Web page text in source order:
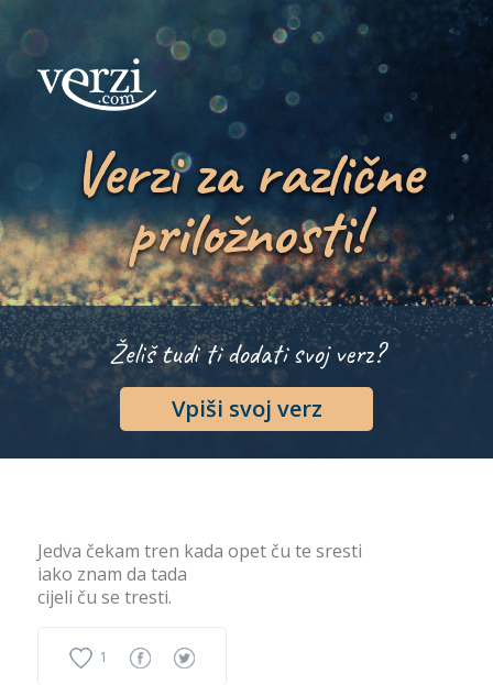
Verzi za različne
priložnosti!
Želiš tudi ti dodati svoj verz?
Vpiši svoj verz
Jedva čekam tren kada opet ču te sresti
iako znam da tada
cijeli ču se tresti.
1